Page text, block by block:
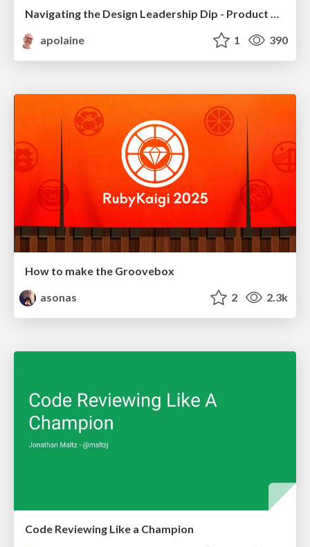
apolaine
1 390
How to make the Groovebox
asonas
2 2.3k
Code Reviewing Like a Champion